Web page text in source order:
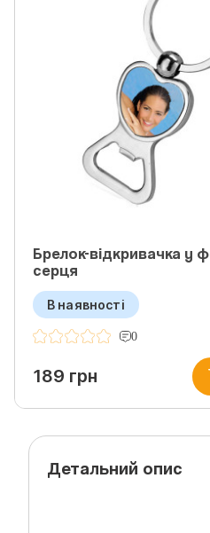
Брелок-відкривачка у
серця
В наявності
0
189 грн
Детальний опис